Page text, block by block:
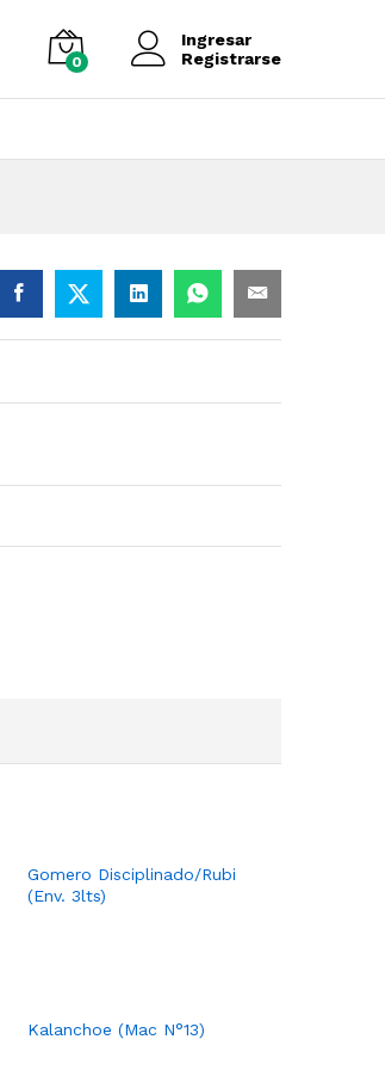
0
Ingresar
Registrarse
Gomero Disciplinado/Rubi
(Env. 3lts)
Kalanchoe (Mac N°13)